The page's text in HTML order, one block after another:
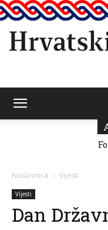
Naslovnica Vijesti
Vijesti
Dan